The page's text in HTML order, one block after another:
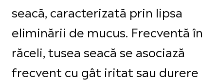
seacă, caracterizată prin lipsa
eliminării de mucus. Frecventă în
răceli, tusea seacă se asociază
frecvent cu gât iritat sau durere